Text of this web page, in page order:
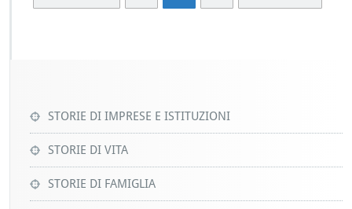
STORIE DI IMPRESE E ISTITUZIONI
STORIE DI VITA
STORIE DI FAMIGLIA